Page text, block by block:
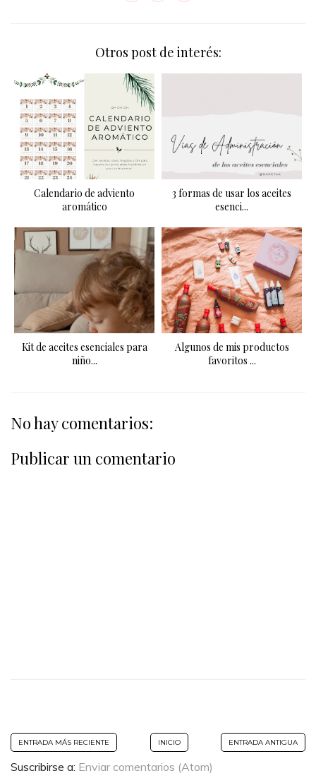
Otros post de interés:
Calendario de adviento
aromático
3 formas de usar los aceites
esenci...
Kit de aceites esenciales para
niño...
Algunos de mis productos
favoritos ...
No hay comentarios:
Publicar un comentario
ENTRADA MÁS RECIENTE ENTRADA ANTIGUA
INICIO
Suscribirse a: Enviar comentarios (Atom)